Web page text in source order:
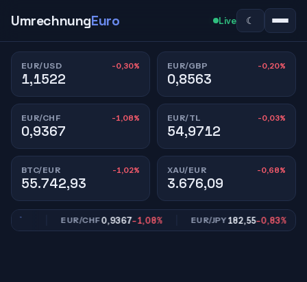
UmrechnungEuro Live ☾
EUR/USD -0,30%
1,1522
EUR/GBP -0,20%
0,8563
EUR/CHF -1,08%
0,9367
EUR/TL -0,03%
54,9712
BTC/EUR -1,02%
55.742,93
XAU/EUR -0,68%
3.676,09
EUR/CHF0,9367-1,08% EUR/JPY182,55-0,83%